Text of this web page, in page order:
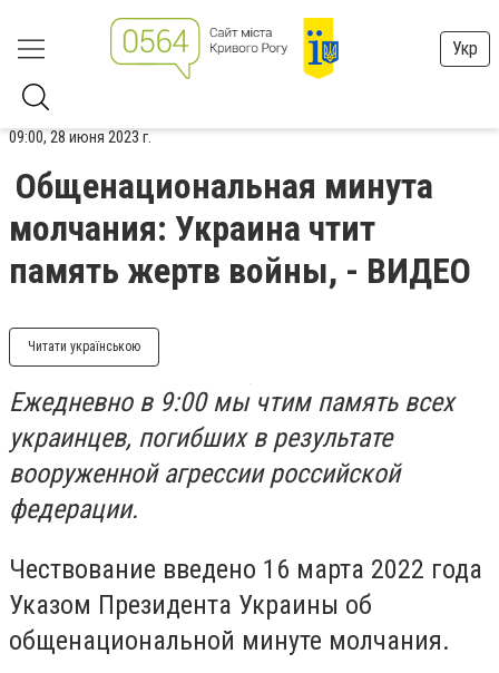
Укр
09:00, 28 июня 2023 г.
Общенациональная минута
молчания: Украина чтит
память жертв войны, - ВИДЕО
Читати українською
Ежедневно в 9:00 мы чтим память всех
украинцев, погибших в результате
вооруженной агрессии российской
федерации.
Чествование введено 16 марта 2022 года
Указом Президента Украины об
общенациональной минуте молчания.